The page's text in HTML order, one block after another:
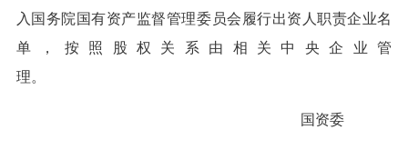
入国务院国有资产监督管理委员会履行出资人职责企业名
单，按照股权关系由相关中央企业管
理。
国资委